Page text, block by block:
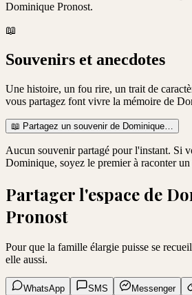
Dominique Pronost.
📖
Souvenirs et anecdotes
Une histoire, un fou rire, un trait de
vous partagez font vivre la mémoire de
📖 Partagez un souvenir de Dominique…
Aucun souvenir partagé pour l'instant. Si
Dominique, soyez le premier à raconter
Partager l'espace de
Pronost
Pour que la famille élargie puisse se
elle aussi.
WhatsApp SMS Messenger